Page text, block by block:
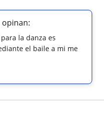
la danza es
el baile a mi me